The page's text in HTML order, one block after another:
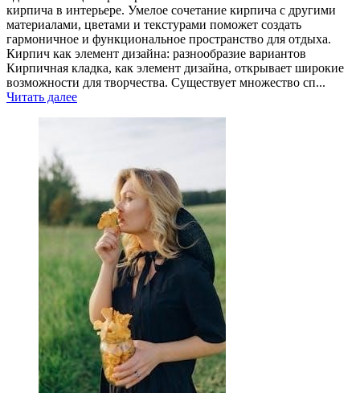
кирпича в интерьере. Умелое сочетание кирпича с другими
материалами, цветами и текстурами поможет создать
гармоничное и функциональное пространство для отдыха.
Кирпич как элемент дизайна: разнообразие вариантов
Кирпичная кладка, как элемент дизайна, открывает широкие
возможности для творчества. Существует множество сп...
Читать далее